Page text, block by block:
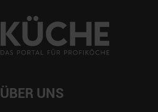
ÜBER UNS